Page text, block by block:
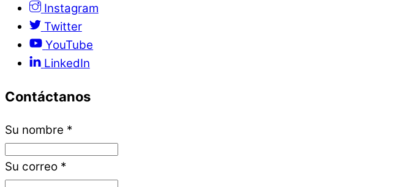
Instagram
Twitter
YouTube
LinkedIn
Contáctanos
Su nombre *
Su correo *